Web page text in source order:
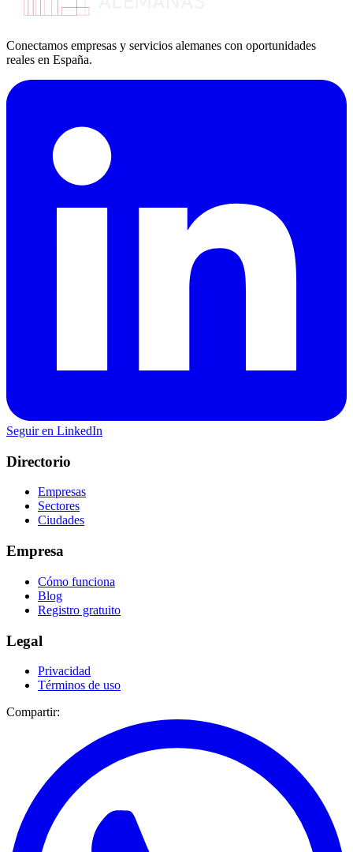
Conectamos empresas y servicios alemanes con oportunidades
reales en España.
Seguir en LinkedIn
Directorio
Empresas
Sectores
Ciudades
Empresa
Cómo funciona
Blog
Registro gratuito
Legal
Privacidad
Términos de uso
Compartir: